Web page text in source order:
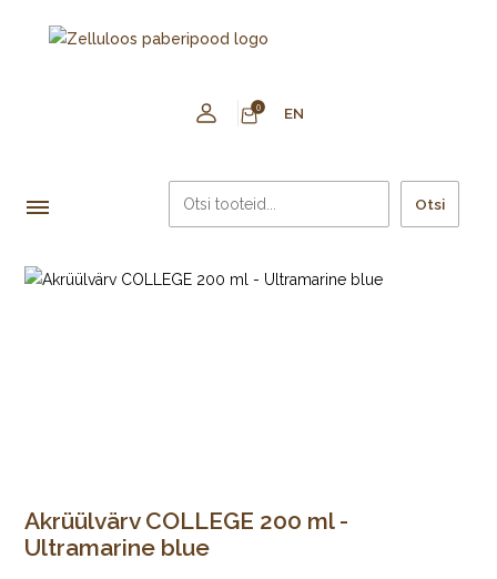
0 EN
Otsi
Akrüülvärv COLLEGE 200 ml -
Ultramarine blue